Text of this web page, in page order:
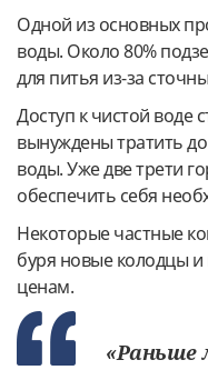
Одной из основных
воды. Около 80%
для питья из-за
Доступ к чистой воде
вынуждены тратить до
воды. Уже две трети
обеспечить себя
Некоторые частные
буря новые колодцы
ценам.
«Раньше